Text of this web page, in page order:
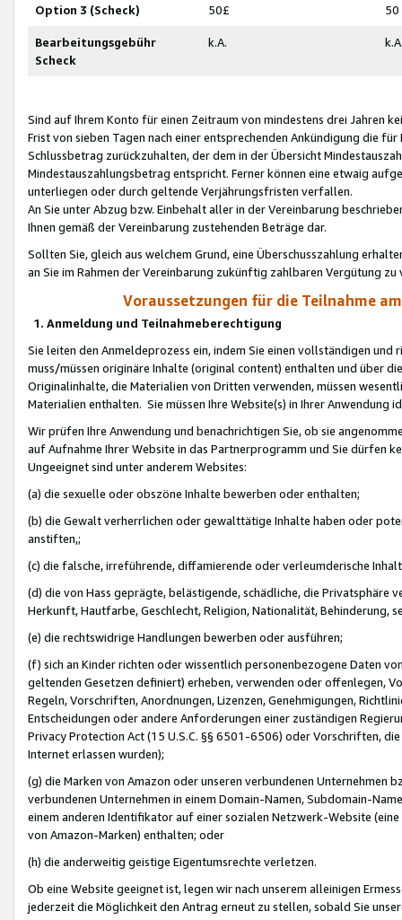
Option 3 (Scheck) 50£ 50
Bearbeitungsgebühr
Scheck
k.A.
Sind auf Ihrem Konto für einen Zeitraum von mindestens drei Jahren
Frist von sieben Tagen nach einer entsprechenden Ankündigung die
Schlussbetrag zurückzuhalten, der dem in der Übersicht
Mindestauszahlungsbetrag entspricht. Ferner können eine etwaig
unterliegen oder durch geltende Verjährungsfristen verfallen.
An Sie unter Abzug bzw. Einbehalt aller in der Vereinbarung
Ihnen gemäß der Vereinbarung zustehenden Beträge dar.
Sollten Sie, gleich aus welchem Grund, eine Überschusszahlung
an Sie im Rahmen der Vereinbarung zukünftig zahlbaren Vergütung zu
Voraussetzungen für die Teilnahme
1. Anmeldung und Teilnahmeberechtigung
Sie leiten den Anmeldeprozess ein, indem Sie einen vollständigen
muss/müssen originäre Inhalte (original content) enthalten und über
Originalinhalte, die Materialien von Dritten verwenden, müssen
Materialien enthalten. Sie müssen Ihre Website(s) in Ihrer Anwendung
Wir prüfen Ihre Anwendung und benachrichtigen Sie, ob sie
auf Aufnahme Ihrer Website in das Partnerprogramm und Sie dürfen
Ungeeignet sind unter anderem Websites:
(a) die sexuelle oder obszöne Inhalte bewerben oder enthalten;
(b) die Gewalt verherrlichen oder gewalttätige Inhalte haben oder
anstiften,;
(c) die falsche, irreführende, diffamierende oder verleumderische
(d) die von Hass geprägte, belästigende, schädliche, die Privatsphäre
Herkunft, Hautfarbe, Geschlecht, Religion, Nationalität, Behinderung,
(e) die rechtswidrige Handlungen bewerben oder ausführen;
(f) sich an Kinder richten oder wissentlich personenbezogene Daten
geltenden Gesetzen definiert) erheben, verwenden oder offenlegen,
Regeln, Vorschriften, Anordnungen, Lizenzen, Genehmigungen,
Entscheidungen oder andere Anforderungen einer zuständigen
Privacy Protection Act (15 U.S.C. §§ 6501-6506) oder Vorschriften,
Internet erlassen wurden);
(g) die Marken von Amazon oder unseren verbundenen Unternehmen
verbundenen Unternehmen in einem Domain-Namen, Subdomain-
einem anderen Identifikator auf einer sozialen Netzwerk-Website
von Amazon-Marken) enthalten; oder
(h) die anderweitig geistige Eigentumsrechte verletzen.
Ob eine Website geeignet ist, legen wir nach unserem alleinigen
jederzeit die Möglichkeit den Antrag erneut zu stellen, sobald Sie